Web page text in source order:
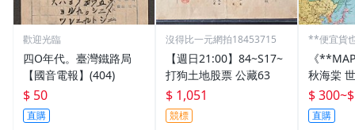
歡迎光臨
四O年代。臺灣鐵路局
【國音電報】(404)
$ 50
直購
沒得比一元網拍18453715
【週日21:00】84~S17~
打狗土地股票 公藏63
$ 1,051
競標
**便宜貨
《
秋海棠
國國旗)
$ 300~
直購